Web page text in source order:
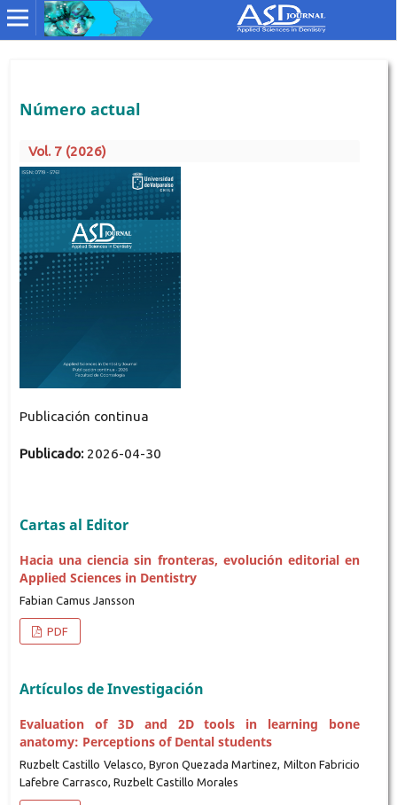
Número actual
Vol. 7 (2026)
Publicación continua
Publicado: 2026-04-30
Cartas al Editor
Hacia una ciencia sin fronteras, evolución editorial en
Applied Sciences in Dentistry
Fabian Camus Jansson
PDF
Artículos de Investigación
Evaluation of 3D and 2D tools in learning bone
anatomy: Perceptions of Dental students
Ruzbelt Castillo Velasco, Byron Quezada Martinez, Milton Fabricio
Lafebre Carrasco, Ruzbelt Castillo Morales